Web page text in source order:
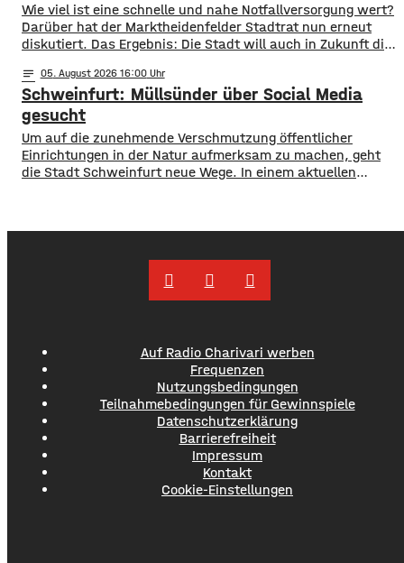
​​Wie viel ist eine schnelle und nahe Notfallversorgung wert?
Darüber hat der Marktheidenfelder Stadtrat nun erneut
diskutiert. Das Ergebnis: Die Stadt will auch in Zukunft die
finanziell unterstützen. ​Über 31.000 Euro fließen in
diesem Jahr an den entsprechenden Förderverein des
Krankenhauses. Denn: Allein im letzten Jahr haben sich
120 Menschen aus Marktheidenfeld
notes 05. August 2026 16:00
Schweinfurt: Müllsünder über Social Media
gesucht
Um auf die zunehmende Verschmutzung öffentlicher
Einrichtungen in der Natur aufmerksam zu machen, geht
die Stadt Schweinfurt neue Wege. In einem aktuellen
hingewiesen, dass Bußgelder bis …
Auf Radio Charivari werben
Frequenzen
Nutzungsbedingungen
Teilnahmebedingungen für Gewinnspiele
Datenschutzerklärung
Barrierefreiheit
Impressum
Kontakt
Cookie-Einstellungen